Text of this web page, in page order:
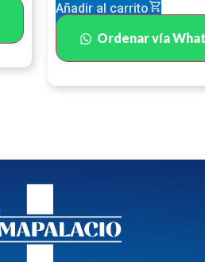
Añadir al carrito
Ordenar vía